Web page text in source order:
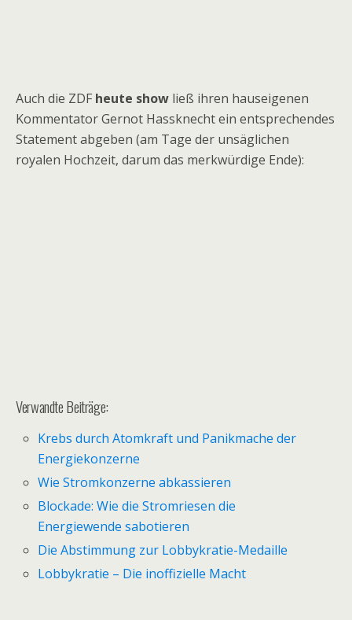
Auch die ZDF heute show ließ ihren hauseigenen
Kommentator Gernot Hassknecht ein entsprechendes
Statement abgeben (am Tage der unsäglichen
royalen Hochzeit, darum das merkwürdige Ende):
Verwandte Beiträge:
Krebs durch Atomkraft und Panikmache der
Energiekonzerne
Wie Stromkonzerne abkassieren
Blockade: Wie die Stromriesen die
Energiewende sabotieren
Die Abstimmung zur Lobbykratie-Medaille
Lobbykratie – Die inoffizielle Macht